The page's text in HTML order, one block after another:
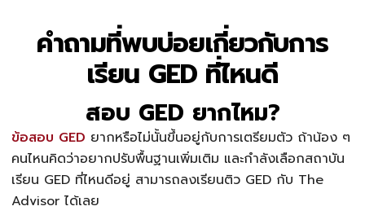
คำถามที่พบบ่อยเกี่ยวกับการ
เรียน GED ที่ไหนดี
สอบ GED ยากไหม?
ข้อสอบ GED ยากหรือไม่นั้นขึ้นอยู่กับการเตรียมตัว ถ้าน้อง ๆ
คนไหนคิดว่าอยากปรับพื้นฐานเพิ่มเติม และกำลังเลือกสถาบัน
เรียน GED ที่ไหนดีอยู่ สามารถลงเรียนติว GED กับ The
Advisor ได้เลย